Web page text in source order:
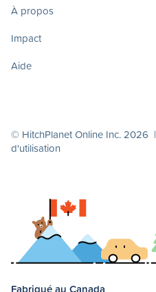
À propos
Impact
Aide
© HitchPlanet Online Inc. 2026 |
d'utilisation
Fabriqué au Canada